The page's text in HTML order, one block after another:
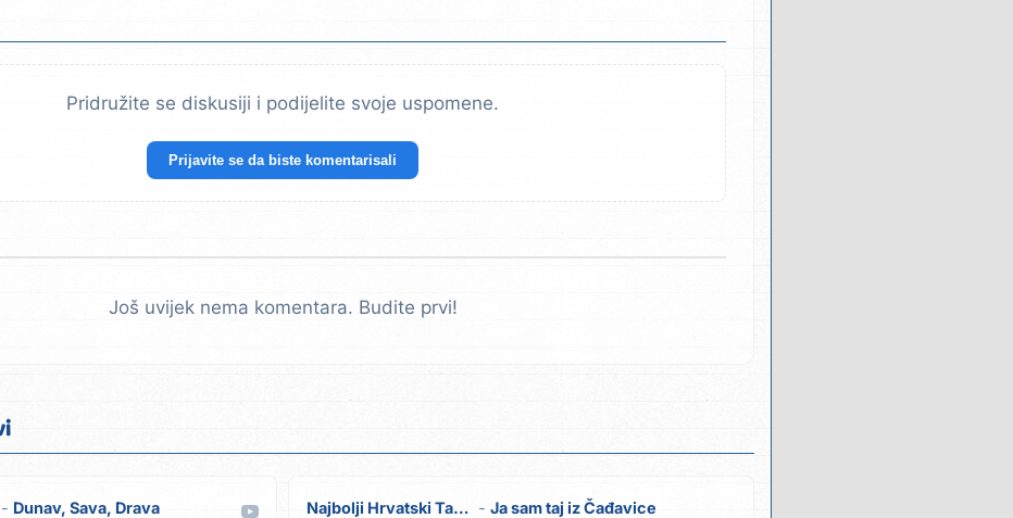
Pridružite se diskusiji i podijelite svoje uspomene.
Prijavite se da biste komentarisali
Još uvijek nema komentara. Budite prvi!
Dunav, Sava, Drava Najbolji Hrvatski Tamburaši (Zlatni Dukati) Ja sam taj iz Čađavice